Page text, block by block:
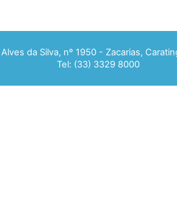
da Silva, nº 1950 - Zacarias,
Tel: (33) 3329 8000